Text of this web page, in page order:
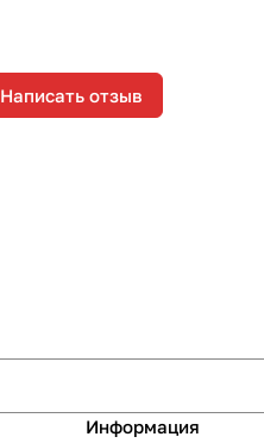
Написать отзыв
Информация